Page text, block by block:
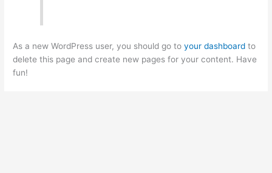
As a new WordPress user, you should go toyour dashboard to
delete this page and create new pages for your content. Have
fun!